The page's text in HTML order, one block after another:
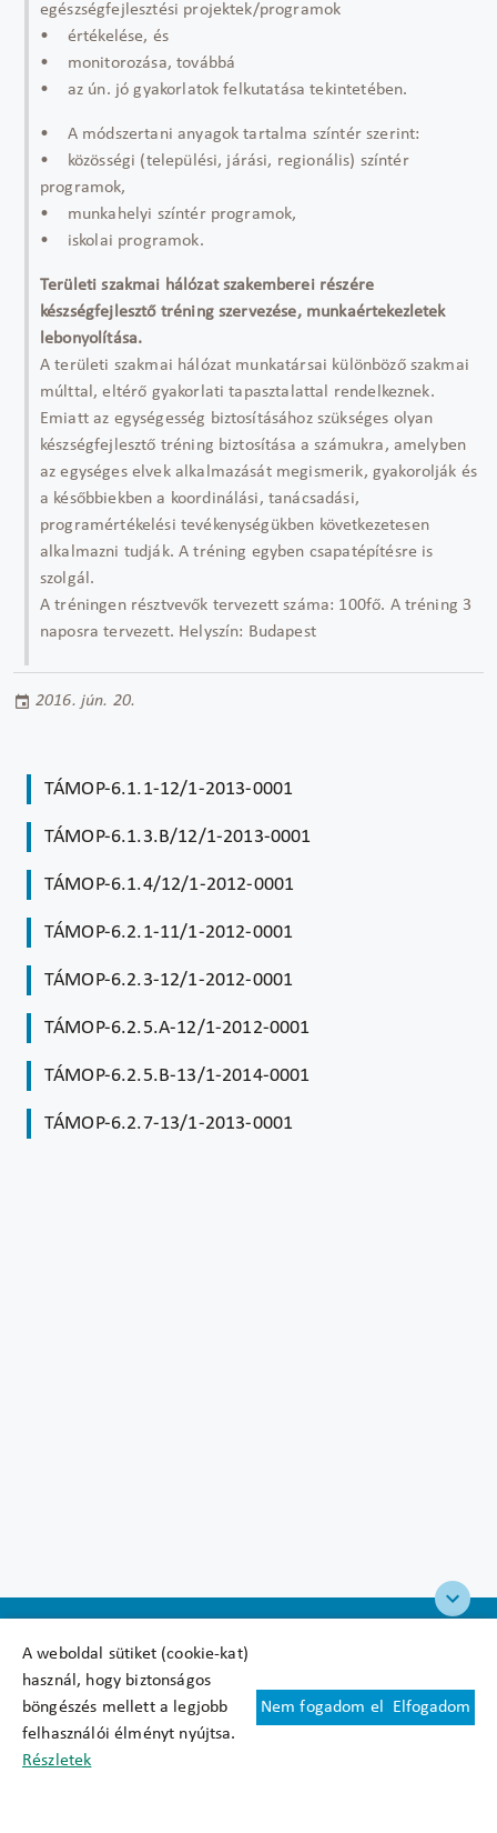
A weboldal sütiket (cookie-kat)
használ, hogy biztonságos
böngészés mellett a legjobb
felhasználói élményt nyújtsa.
Részletek
Nem fogadom el Elfogadom
egészségfejlesztési projektek/programok
• értékelése, és
• monitorozása, továbbá
• az ún. jó gyakorlatok felkutatása tekintetében.
• A módszertani anyagok tartalma színtér szerint:
• közösségi (települési, járási, regionális) színtér
programok,
• munkahelyi színtér programok,
• iskolai programok.
Területi szakmai hálózat szakemberei részére
készségfejlesztő tréning szervezése, munkaértekezletek
lebonyolítása.
A területi szakmai hálózat munkatársai különböző szakmai
múlttal, eltérő gyakorlati tapasztalattal rendelkeznek.
Emiatt az egységesség biztosításához szükséges olyan
készségfejlesztő tréning biztosítása a számukra, amelyben
az egységes elvek alkalmazását megismerik, gyakorolják és
a későbbiekben a koordinálási, tanácsadási,
programértékelési tevékenységükben következetesen
alkalmazni tudják. A tréning egyben csapatépítésre is
szolgál.
A tréningen résztvevők tervezett száma: 100fő. A tréning 3
naposra tervezett. Helyszín: Budapest
2016. jún. 20.
TÁMOP-6.1.1-12/1-2013-0001
TÁMOP-6.1.3.B/12/1-2013-0001
TÁMOP-6.1.4/12/1-2012-0001
TÁMOP-6.2.1-11/1-2012-0001
TÁMOP-6.2.3-12/1-2012-0001
TÁMOP-6.2.5.A-12/1-2012-0001
TÁMOP-6.2.5.B-13/1-2014-0001
TÁMOP-6.2.7-13/1-2013-0001
Felhasználási feltételek